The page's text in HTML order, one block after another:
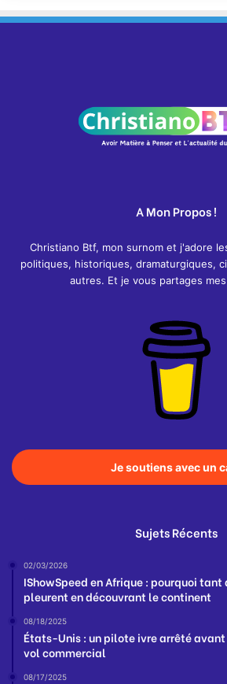
A Mon Propos !
Christiano Btf, mon surnom et j'adore
politiques, historiques, dramaturgiques,
autres. Et je vous partages
Je soutiens avec un
Sujets Récents
02/03/2026
IShowSpeed en Afrique : pourquoi
pleurent en découvrant le continent
08/18/2025
États-Unis : un pilote ivre arrêté
vol commercial
08/17/2025